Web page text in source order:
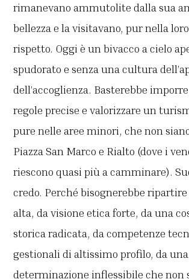
rimanevano ammutolite dalla sua
bellezza e la visitavano, pur nella
rispetto. Oggi è un bivacco a cielo
spudorato e senza una cultura
dell’accoglienza. Basterebbe
regole precise e valorizzare un
pure nelle aree minori, che non
Piazza San Marco e Rialto (dove i
riescono quasi più a camminare).
credo. Perché bisognerebbe ripartire
alta, da visione etica forte, da una
storica radicata, da competenze
gestionali di altissimo profilo, da una
determinazione inflessibile che non